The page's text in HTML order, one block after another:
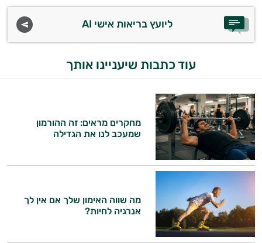
לספורטאים ליועץ בריאות אישי AI
עוד כתבות שיעניינו אותך
מחקרים מראים: זה ההורמון
שמעכב לנו את הגדילה
מה שווה האימון שלך אם אין לך
אנרגיה לחיות?